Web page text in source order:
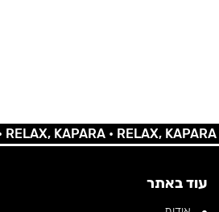
KAPARA •RELAX, KAPARA •
עוד באתר